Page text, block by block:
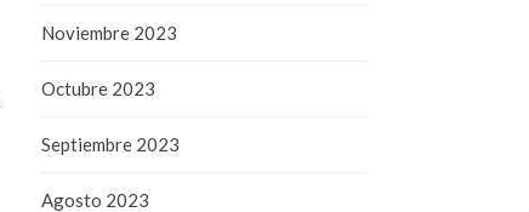
Noviembre 2023
Octubre 2023
Septiembre 2023
Agosto 2023